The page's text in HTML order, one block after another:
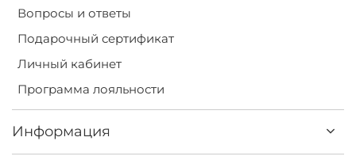
Вопросы и ответы
Подарочный сертификат
Личный кабинет
Программа лояльности
Информация